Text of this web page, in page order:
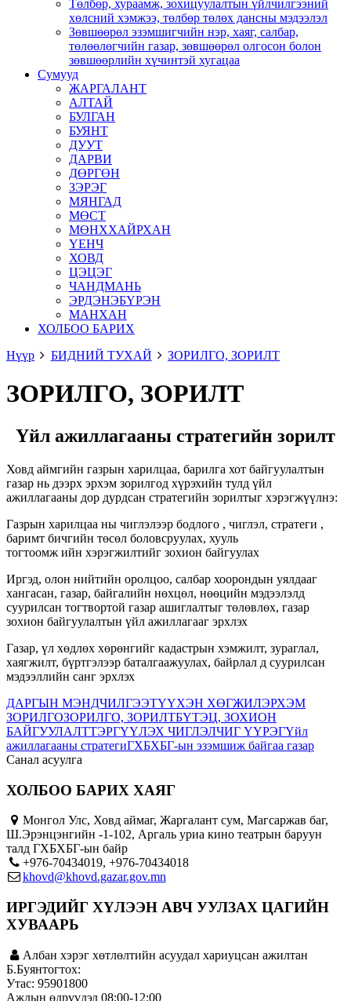
Төлбөр, хураамж, зохицуулалтын үйлчилгээний
хөлсний хэмжээ, төлбөр төлөх дансны мэдээлэл
Зөвшөөрөл эзэмшигчийн нэр, хаяг, салбар,
төлөөлөгчийн газар, зөвшөөрөл олгосон болон
зөвшөөрлийн хүчинтэй хугацаа
Сумууд
ЖАРГАЛАНТ
АЛТАЙ
БУЛГАН
БУЯНТ
ДУУТ
ДАРВИ
ДӨРГӨН
ЗЭРЭГ
МЯНГАД
МӨСТ
МӨНХХАЙРХАН
ҮЕНЧ
ХОВД
ЦЭЦЭГ
ЧАНДМАНЬ
ЭРДЭНЭБҮРЭН
МАНХАН
ХОЛБОО БАРИХ
Нүүр
БИДНИЙ ТУХАЙ ЗОРИЛГО, ЗОРИЛТ
ЗОРИЛГО, ЗОРИЛТ
Үйл ажиллагааны стратегийн зорилт
Ховд аймгийн газрын харилцаа, барилга хот байгуулалтын
газар нь дээрх эрхэм зорилгод хүрэхийн тулд үйл
ажиллагааны дор дурдсан стратегийн зорилтыг хэрэгжүүлнэ:
Газрын харилцаа ны чиглэлээр бодлого , чиглэл, стратеги ,
баримт бичгийн төсөл боловсруулах, хууль
тогтоомж ийн хэрэгжилтийг зохион байгуулах
Иргэд, олон нийтийн оролцоо, салбар хоорондын уялдааг
хангасан, газар, байгалийн нөхцөл, нөөцийн мэдээлэлд
суурилсан тогтвортой газар ашиглалтыг төлөвлөх, газар
зохион байгуулалтын үйл ажиллагааг эрхлэх
Газар, үл хөдлөх хөрөнгийг кадастрын хэмжилт, зураглал,
хаягжилт, бүртгэлээр баталгаажуулах, байрлал д суурилсан
мэдээллийн санг эрхлэх
ДАРГЫН МЭНДЧИЛГЭЭТҮҮХЭН ХӨГЖИЛЭРХЭМ
ЗОРИЛГОЗОРИЛГО, ЗОРИЛТБҮТЭЦ, ЗОХИОН
БАЙГУУЛАЛТТЭРГҮҮЛЭХ ЧИГЛЭЛЧИГ ҮҮРЭГҮйл
ажиллагааны стратегиГХБХБГ-ын эзэмшиж байгаа газар
Санал асуулга
ХОЛБОО БАРИХ ХАЯГ
Монгол Улс, Ховд аймаг, Жаргалант сум, Магсаржав баг,
Ш.Эрэнцэнгийн -1-102, Аргаль уриа кино театрын баруун
талд ГХБХБГ-ын байр
+976-70434019, +976-70434018
khovd@khovd.gazar.gov.mn
ИРГЭДИЙГ ХҮЛЭЭН АВЧ УУЛЗАХ ЦАГИЙН
ХУВААРЬ
Албан хэрэг хөтлөлтийн асуудал хариуцсан ажилтан
Б.Буянтогтох:
Утас: 95901800
Ажлын өдрүүдэд 08:00-12:00